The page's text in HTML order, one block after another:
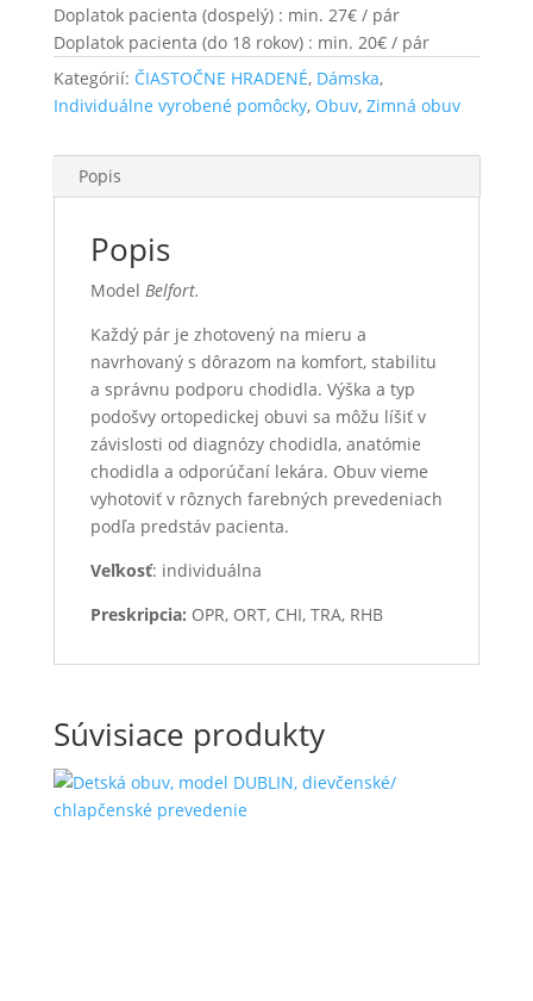
Doplatok pacienta (dospelý) : min. 27€ / pár
Doplatok pacienta (do 18 rokov) : min. 20€ / pár
Kategórií: ČIASTOČNE HRADENÉ, Dámska,
Individuálne vyrobené pomôcky, Obuv, Zimná obuv
Popis
Popis
Model Belfort.
Každý pár je zhotovený na mieru a
navrhovaný s dôrazom na komfort, stabilitu
a správnu podporu chodidla. Výška a typ
podošvy ortopedickej obuvi sa môžu líšiť v
závislosti od diagnózy chodidla, anatómie
chodidla a odporúčaní lekára. Obuv vieme
vyhotoviť v rôznych farebných prevedeniach
podľa predstáv pacienta.
Veľkosť: individuálna
Preskripcia: OPR, ORT, CHI, TRA, RHB
Súvisiace produkty